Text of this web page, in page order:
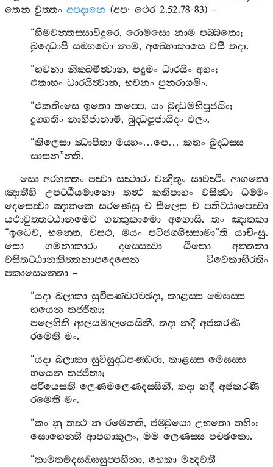
තෙන වුත‍්තං අපදානෙ (අප· ථෙර2.52.78-83) –
“හිමවන‍්තස‍්සාවිදූරෙ,රොමසො නාම පබ‍්බතො;
බුද‍්ධොපි සම‍්භවො නාම,අබ‍්භොකාසෙ වසී තදා.
“භවනා නික‍්ඛමිත්‍වාන,පදුමං ධාරයිං අහං;
එකාහං ධාරයිත්‍වාන,භවනං පුනරාගමිං.
“එකතිංසෙ ඉතො කප‍්පෙ,යං බුද‍්ධමභිපූජයිං;
දුග‍්ගතිං නාභිජානාමි,බුද‍්ධපූජායිදං ඵලං.
“කිලෙසා ඣාපිතා මය‍්හං…පෙ…කතං බුද‍්ධස‍්ස
සාසන”න‍්ති.
සො අරහත‍්තං පත්‍වා සත්‍ථාරං වන්‍දිතුං සාවත්‍ථිං ආගතො
ඤාතීහි
උපට‍්ඨීයමානො තත්‍ථ කතිපාහං වසිත්‍වා
ධම‍්මං
දෙසෙත්‍වා ඤාතකෙ සරණෙසු ච සීලෙසු ච පතිට‍්ඨාපෙත්‍වා
යථාවුත‍්තට‍්ඨානමෙව
ගන‍්තුකාමො අහොසි. තං
ඤාතකා
“ඉධෙව,භන‍්තෙ,වසථ, මයං පටිජග‍්ගිස‍්සාමා”ති යාචිංසු.
සො
ගමනාකාරං දස‍්සෙත්‍වා ඨිතො
අත‍්තනා
වසිතට‍්ඨානකිත‍්තනාපදෙසෙන
විවෙකාභිරතිං
පකාසෙන‍්තො –
“යදා බලාකා සුචිපණ‍්ඩරච‍්ඡදා,කාළස‍්ස මෙඝස‍්ස
භයෙන තජ‍්ජිතා;
පලෙහිති ආලයමාලයෙසිනී,තදා නදී අජකරණී
රමෙති මං.
“යදා බලාකා සුවිසුද‍්ධපණ‍්ඩරා,කාළස‍්ස මෙඝස‍්ස
භයෙන තජ‍්ජිතා;
පරියෙසති ලෙණමලෙණදස‍්සිනී,තදා නදී අජකරණී
රමෙති මං.
“කං නු තත්‍ථ න රමෙන‍්ති,ජම‍්බුයො උභතො තහිං;
සොභෙන‍්තී ආපගාකූලං,මම ලෙණස‍්ස පච‍්ඡතො.
“තාමතමදසඞ‍්ඝසුප‍්පහීනා,භෙකා මන්‍දවතී